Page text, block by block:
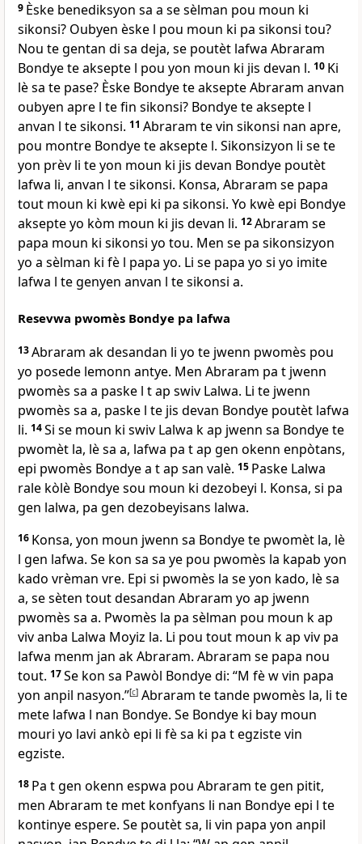
9 Èske benediksyon sa a se sèlman pou moun ki
sikonsi? Oubyen èske l pou moun ki pa sikonsi tou?
Nou te gentan di sa deja, se poutèt lafwa Abraram
Bondye te aksepte l pou yon moun ki jis devan l. 10 Ki
lè sa te pase? Èske Bondye te aksepte Abraram anvan
oubyen apre l te fin sikonsi? Bondye te aksepte l
anvan l te sikonsi. 11 Abraram te vin sikonsi nan apre,
pou montre Bondye te aksepte l. Sikonsizyon li se te
yon prèv li te yon moun ki jis devan Bondye poutèt
lafwa li, anvan l te sikonsi. Konsa, Abraram se papa
tout moun ki kwè epi ki pa sikonsi. Yo kwè epi Bondye
aksepte yo kòm moun ki jis devan li. 12Abraram se
papa moun ki sikonsi yo tou. Men se pa sikonsizyon
yo a sèlman ki fè l papa yo. Li se papa yo si yo imite
lafwa l te genyen anvan l te sikonsi a.
Resevwa pwomès Bondye pa lafwa
13Abraram ak desandan li yo te jwenn pwomès pou
yo posede lemonn antye. Men Abraram pa t jwenn
pwomès sa a paske l t ap swiv Lalwa. Li te jwenn
pwomès sa a, paske l te jis devan Bondye poutèt lafwa
li. 14Si se moun ki swiv Lalwa k ap jwenn sa Bondye te
pwomèt la, lè sa a, lafwa pa t ap gen okenn enpòtans,
epi pwomès Bondye a t ap san valè. 15 Paske Lalwa
rale kòlè Bondye sou moun ki dezobeyi l. Konsa, si pa
gen lalwa, pa gen dezobeyisans lalwa.
16 Konsa, yon moun jwenn sa Bondye te pwomèt la, lè
l gen lafwa. Se kon sa sa ye pou pwomès la kapab yon
kado vrèman vre. Epi si pwomès la se yon kado, lè sa
a, se sèten tout desandan Abraram yo ap jwenn
pwomès sa a. Pwomès la pa sèlman pou moun k ap
viv anba Lalwa Moyiz la. Li pou tout moun k ap viv pa
lafwa menm jan ak Abraram. Abraram se papa nou
tout. 17Se kon sa Pawòl Bondye di: “M fè w vin papa
yon anpil nasyon.”[c] Abraram te tande pwomès la, li te
mete lafwa l nan Bondye. Se Bondye ki bay moun
mouri yo lavi ankò epi li fè sa ki pa t egziste vin
egziste.
18 Pa t gen okenn espwa pou Abraram te gen pitit,
men Abraram te met konfyans li nan Bondye epi l te
kontinye espere. Se poutèt sa, li vin papa yon anpil